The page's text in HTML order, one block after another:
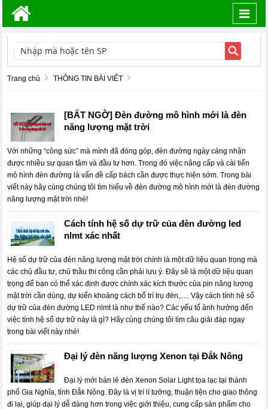
TÌM KIẾM
Trang chủ THÔNG TIN BÀI VIẾT
[BẤT NGỜ] Đèn đường mô hình mới là đèn
năng lượng mặt trời
Với những “công sức” mà mình đã đóng góp, đèn đường ngày càng nhận
được nhiều sự quan tâm và đầu tư hơn. Trong đó việc nâng cấp và cải tiến
mô hình đèn đường là vấn đề cấp bách cần được thực hiện sớm. Trong bài
viết này hãy cùng chúng tôi tìm hiểu về đèn đường mô hình mới là đèn đường
năng lượng mặt trời nhé!
Cách tính hệ số dự trữ của đèn đường led
nlmt xác nhất
Hệ số dự trữ của đèn năng lượng mặt trời chính là một dữ liệu quan trọng mà
các chủ đầu tư, chủ thầu thi công cần phải lưu ý. Đây sẽ là một dữ liệu quan
trọng để bạn có thể xác định được chính xác kích thước của pin năng lượng
mặt trời cần dùng, dự kiến khoảng cách bố trí trụ đèn,..... Vậy cách tính hệ số
dự trữ của đèn đường LED nlmt là như thế nào? Các yếu tố ảnh hưởng đến
việc tính hệ số dự trữ này là gì? Hãy cùng chúng tôi tìm câu giải đáp ngay
trong bài viết này nhé!
Đại lý đèn năng lượng Xenon tại Đắk Nông
Đại lý mới bán lẻ đèn Xenon Solar Light tọa lạc tại thành
phố Gia Nghĩa, tỉnh Đắk Nông. Đây là vị trí lí tưởng, thuận tiện cho giao thông
đi lại, giúp đại lý dễ dàng hơn trong việc giới thiệu, cung cấp sản phẩm cho